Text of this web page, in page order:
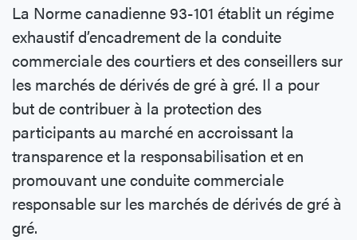
La Norme canadienne 93-101 établit un régime
exhaustif d’encadrement de la conduite
commerciale des courtiers et des conseillers sur
les marchés de dérivés de gré à gré. Il a pour
but de contribuer à la protection des
participants au marché en accroissant la
transparence et la responsabilisation et en
promouvant une conduite commerciale
responsable sur les marchés de dérivés de gré à
gré.